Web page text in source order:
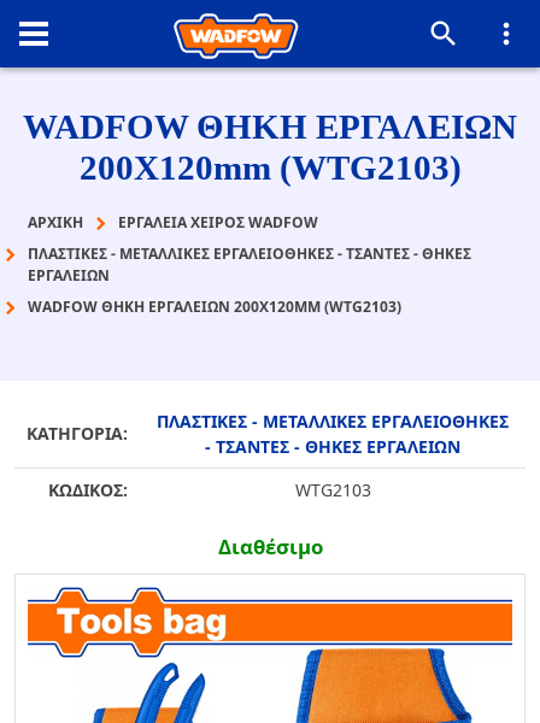
WADFOW ΘΗΚΗ ΕΡΓΑΛΕΙΩΝ
200X120mm (WTG2103)
ΑΡΧΙΚΉ
ΕΡΓΑΛΕΙΑ ΧΕΙΡΟΣ WADFOW
ΠΛΑΣΤΙΚΕΣ - ΜΕΤΑΛΛΙΚΕΣ ΕΡΓΑΛΕΙΟΘΗΚΕΣ - ΤΣΑΝΤΕΣ - ΘΗΚΕΣ
ΕΡΓΑΛΕΙΩΝ
WADFOW ΘΗΚΗ ΕΡΓΑΛΕΙΩΝ 200X120MM (WTG2103)
ΚΑΤΗΓΟΡΙΑ:
ΠΛΑΣΤΙΚΕΣ - ΜΕΤΑΛΛΙΚΕΣ ΕΡΓΑΛΕΙΟΘΗΚΕΣ
- ΤΣΑΝΤΕΣ - ΘΗΚΕΣ ΕΡΓΑΛΕΙΩΝ
ΚΩΔΙΚΟΣ:
WTG2103
Διαθέσιμο